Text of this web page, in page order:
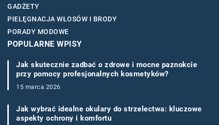
GADŻETY
PIELĘGNACJA WŁOSÓW I BRODY
PORADY MODOWE
POPULARNE WPISY
Jak skutecznie zadbać o zdrowe i mocne paznokcie
przy pomocy profesjonalnych kosmetyków?
15 marca 2026
Jak wybrać idealne okulary do strzelectwa: kluczowe
aspekty ochrony i komfortu